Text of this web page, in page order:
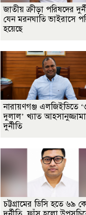
জাতীয় ক্রীড়া পরিষদের
যেন মরনঘাতি ভাইরাসে
হয়েছে
নারায়ণগঞ্জ এলজিইডিতে
দুলাল’ খ্যাত
দুর্নীতি
চট্টগ্রামের ডিসি হতে ৬৯